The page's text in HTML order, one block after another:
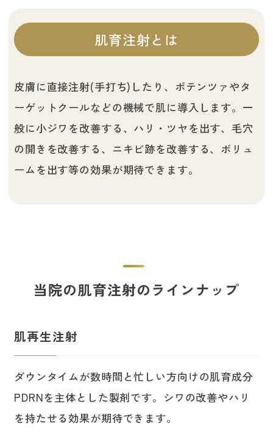
肌育注射とは
皮膚に直接注射(手打ち)したり、ポテンツァやタ
ーゲットクールなどの機械で肌に導入します。一
般に小ジワを改善する、ハリ・ツヤを出す、毛穴
の開きを改善する、ニキビ跡を改善する、ボリュ
ームを出す等の効果が期待できます。
当院の肌育注射のラインナップ
肌再生注射
ダウンタイムが数時間と忙しい方向けの肌育成分
PDRNを主体とした製剤です。シワの改善やハリ
を持たせる効果が期待できます。